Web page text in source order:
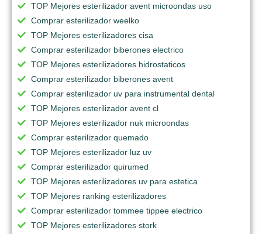
TOP Mejores esterilizador avent microondas uso
Comprar esterilizador weelko
TOP Mejores esterilizadores cisa
Comprar esterilizador biberones electrico
TOP Mejores esterilizadores hidrostaticos
Comprar esterilizador biberones avent
Comprar esterilizador uv para instrumental dental
TOP Mejores esterilizador avent cl
TOP Mejores esterilizador nuk microondas
Comprar esterilizador quemado
TOP Mejores esterilizador luz uv
Comprar esterilizador quirumed
TOP Mejores esterilizadores uv para estetica
TOP Mejores ranking esterilizadores
Comprar esterilizador tommee tippee electrico
TOP Mejores esterilizadores stork